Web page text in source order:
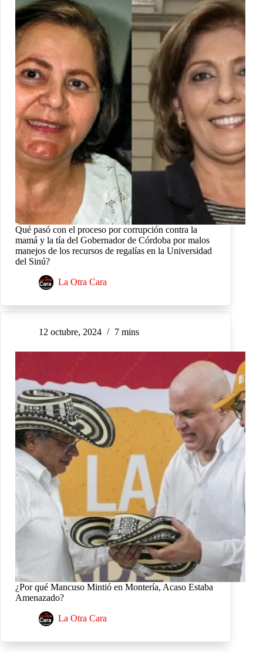
Qué pasó con el proceso por corrupción contra la
mamá y la tía del Gobernador de Córdoba por malos
manejos de los recursos de regalías en la Universidad
del Sinú?
La Otra Cara
12 octubre, 2024 7 mins
¿Por qué Mancuso Mintió en Montería, Acaso Estaba
Amenazado?
La Otra Cara